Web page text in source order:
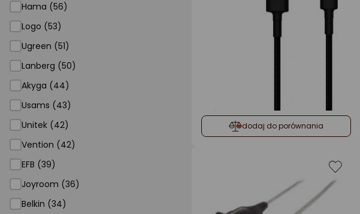
Hama (56)
Logo (53)
Ugreen (51)
Lanberg (50)
Akyga (44)
Usams (43)
Unitek (42)
Vention (42)
EFB (39)
Joyroom (36)
Belkin (34)
dodaj do porównania